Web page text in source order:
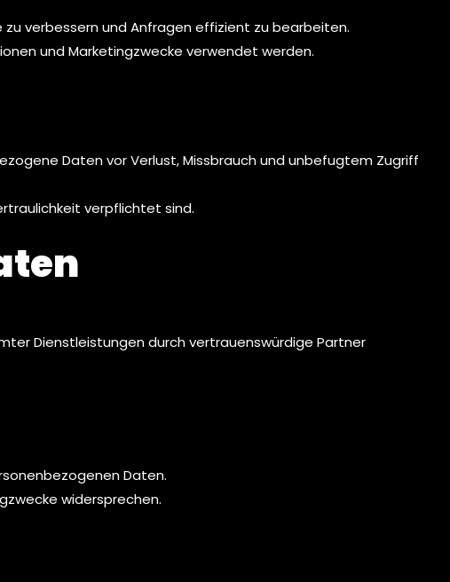
verbessern und Anfragen effizient zu bearbeiten.
und Marketingzwecke verwendet werden.
Daten vor Verlust, Missbrauch und unbefugtem Zugriff
verpflichtet sind.
Dienstleistungen durch vertrauenswürdige Partner
Daten.
widersprechen.